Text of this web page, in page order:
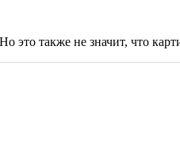
это также не значит, что